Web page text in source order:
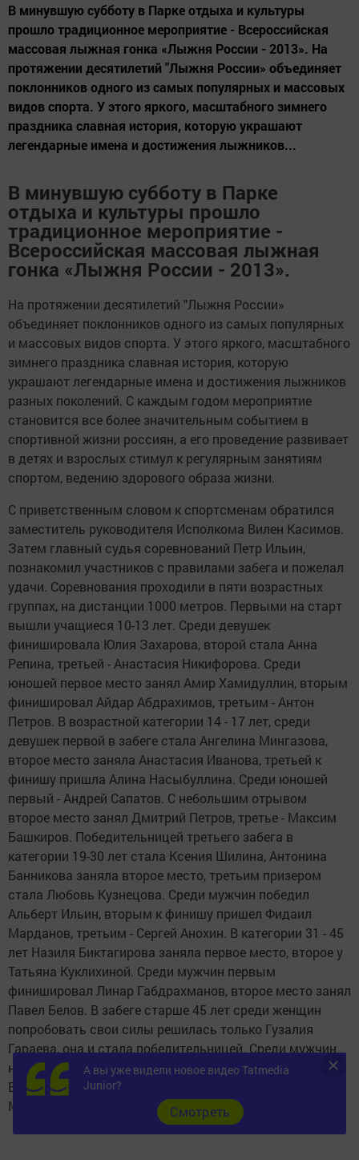
В минувшую субботу в Парке отдыха и культуры
прошло традиционное мероприятие - Всероссийская
массовая лыжная гонка «Лыжня России - 2013». На
протяжении десятилетий "Лыжня России» объединяет
поклонников одного из самых популярных и массовых
видов спорта. У этого яркого, масштабного зимнего
праздника славная история, которую украшают
легендарные имена и достижения лыжников...
В минувшую субботу в Парке
отдыха и культуры прошло
традиционное мероприятие -
Всероссийская массовая лыжная
гонка «Лыжня России - 2013».
На протяжении десятилетий "Лыжня России»
объединяет поклонников одного из самых популярных
и массовых видов спорта. У этого яркого, масштабного
зимнего праздника славная история, которую
украшают легендарные имена и достижения лыжников
разных поколений. С каждым годом мероприятие
становится все более значительным событием в
спортивной жизни россиян, а его проведение развивает
в детях и взрослых стимул к регулярным занятиям
спортом, ведению здорового образа жизни.
С приветственным словом к спортсменам обратился
заместитель руководителя Исполкома Вилен Касимов.
Затем главный судья соревнований Петр Ильин,
познакомил участников с правилами забега и пожелал
удачи. Соревнования проходили в пяти возрастных
группах, на дистанции 1000 метров. Первыми на старт
вышли учащиеся 10-13 лет. Среди девушек
финишировала Юлия Захарова, второй стала Анна
Репина, третьей - Анастасия Никифорова. Среди
юношей первое место занял Амир Хамидуллин, вторым
финишировал Айдар Абдрахимов, третьим - Антон
Петров. В возрастной категории 14 - 17 лет, среди
девушек первой в забеге стала Ангелина Мингазова,
второе место заняла Анастасия Иванова, третьей к
финишу пришла Алина Насыбуллина. Среди юношей
первый - Андрей Сапатов. С небольшим отрывом
второе место занял Дмитрий Петров, третье - Максим
Башкиров. Победительницей третьего забега в
категории 19-30 лет стала Ксения Шилина, Антонина
Банникова заняла второе место, третьим призером
стала Любовь Кузнецова. Среди мужчин победил
Альберт Ильин, вторым к финишу пришел Фидаил
Марданов, третьим - Сергей Анохин. В категории 31 - 45
лет Назиля Биктагирова заняла первое место, второе у
Татьяна Куклихиной. Среди мужчин первым
финишировал Линар Габдрахманов, второе место занял
Павел Белов. В забеге старше 45 лет среди женщин
попробовать свои силы решилась только Гузалия
Гараева, она и стала победительницей. Среди мужчин
на первом месте Петр Ильин, второе место у
Владимира Губаева, третье место досталось Николаю
Малышеву.
А вы уже видели новое видео Tatmedia
Junior?
Cмотреть